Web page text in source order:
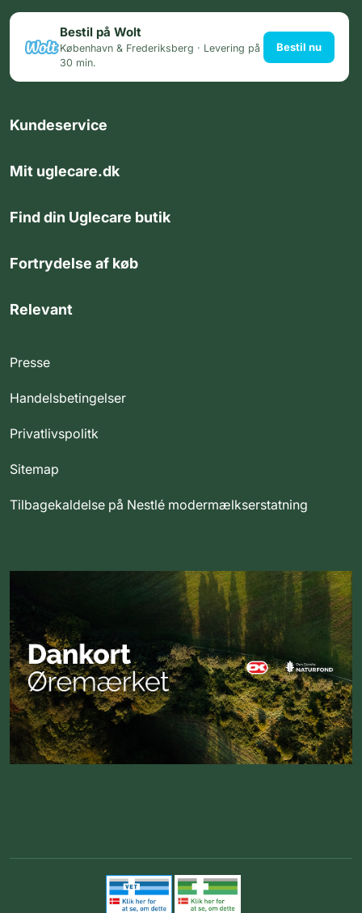
Bestil på Wolt
København & Frederiksberg · Levering på
30 min.
Bestil nu
Kundeservice
Mit uglecare.dk
Find din Uglecare butik
Fortrydelse af køb
Relevant
Presse
Handelsbetingelser
Privatlivspolitk
Sitemap
Tilbagekaldelse på Nestlé modermælkserstatning